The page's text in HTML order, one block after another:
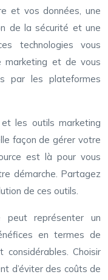
et vos données, une
de la sécurité et une
technologies vous
et de vous
par les plateformes
les outils marketing
façon de gérer votre
est là pour vous
démarche. Partagez
de ces outils.
peut représenter un
en termes de
Choisir
d’éviter des coûts de